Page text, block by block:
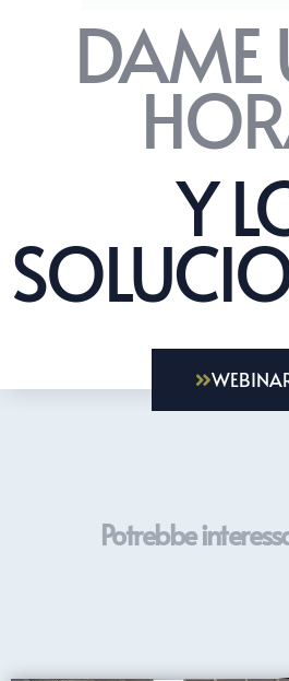
DAME
Y
Potrebbe